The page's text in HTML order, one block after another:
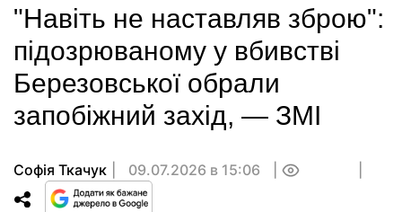
"Навіть не наставляв зброю":
підозрюваному у вбивстві
Березовської обрали
запобіжний захід, — ЗМІ
Софія Ткачук 09.07.2026 в 15:06